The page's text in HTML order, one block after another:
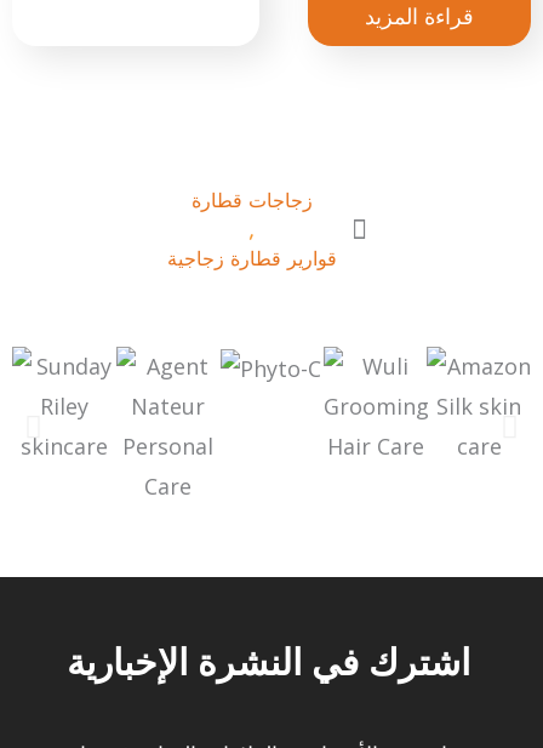
قراءة المزيد
زجاجات قطارة
,
قوارير قطارة زجاجية
اشترك في النشرة الإخبارية